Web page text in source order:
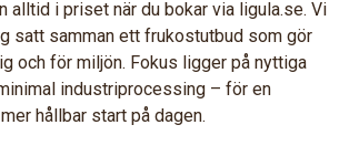
alltid i priset när du bokar via ligula.se. Vi
satt samman ett frukostutbud som gör
och för miljön. Fokus ligger på nyttiga
industriprocessing – för en
hållbar start på dagen.